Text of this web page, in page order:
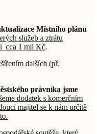
Místního plánu
služeb a ztrátu
cca 1 mil Kč.
dalších (př.
právníka jsme
dodatek s komerčním
majitel se k nám určitě